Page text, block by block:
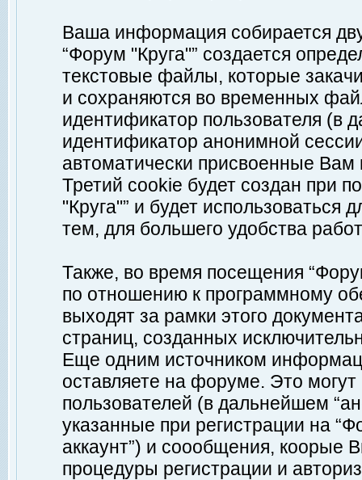
Ваша информация собирается
“Форум "Круга"” создается
текстовые файлы, которые
и сохраняются во временных
идентификатор пользователя (в
идентификатор анонимной
автоматически присвоенные
Третий cookie будет создан при
"Круга"” и будет
тем, для большего удобства
Также, во время посещения
по отношению к программному
выходят за рамки этого
страниц, созданных
Еще одним источником
оставляете на форуме. Это
пользователей (в дальнейшем
указанные при регистрации на
аккаунт”) и соообщения, коорые
процедуры регистрации и